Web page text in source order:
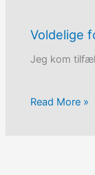
Voldelige
Jeg kom
Read More »